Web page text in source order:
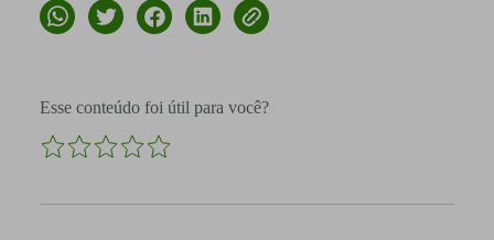
Esse conteúdo foi útil para você?